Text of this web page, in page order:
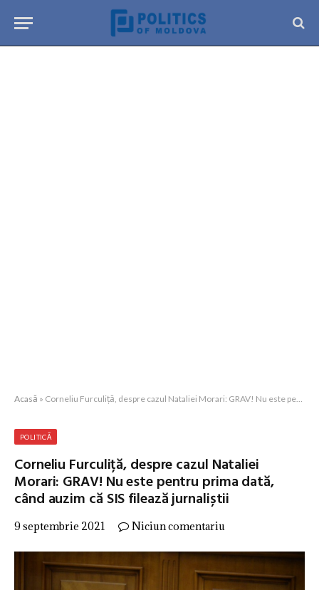
Acasă » Corneliu Furculiță, despre cazul Nataliei Morari: GRAV! Nu este pentru prima dată, când auzim că SIS filează jurnaliștii
POLITICĂ
Corneliu Furculiță, despre cazul Nataliei
Morari: GRAV! Nu este pentru prima dată,
când auzim că SIS filează jurnaliștii
9 septembrie 2021 Niciun comentariu